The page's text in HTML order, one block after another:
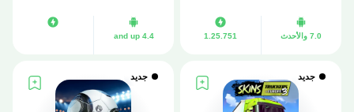
7.0 والأحدث 1.25.751
4.4 and up
جديد جديد